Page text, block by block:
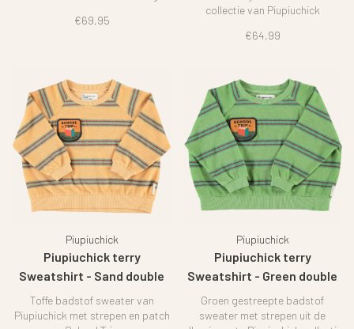
€69,95
collectie van Piupiuchick
€64,99
Piupiuchick
Piupiuchick terry
Sweatshirt - Sand double
stripes
Toffe badstof sweater van
Piupiuchick met strepen en patch
Piupiuchick
Piupiuchick terry
Sweatshirt - Green double
stripes
Groen gestreepte badstof
sweater met strepen uit de